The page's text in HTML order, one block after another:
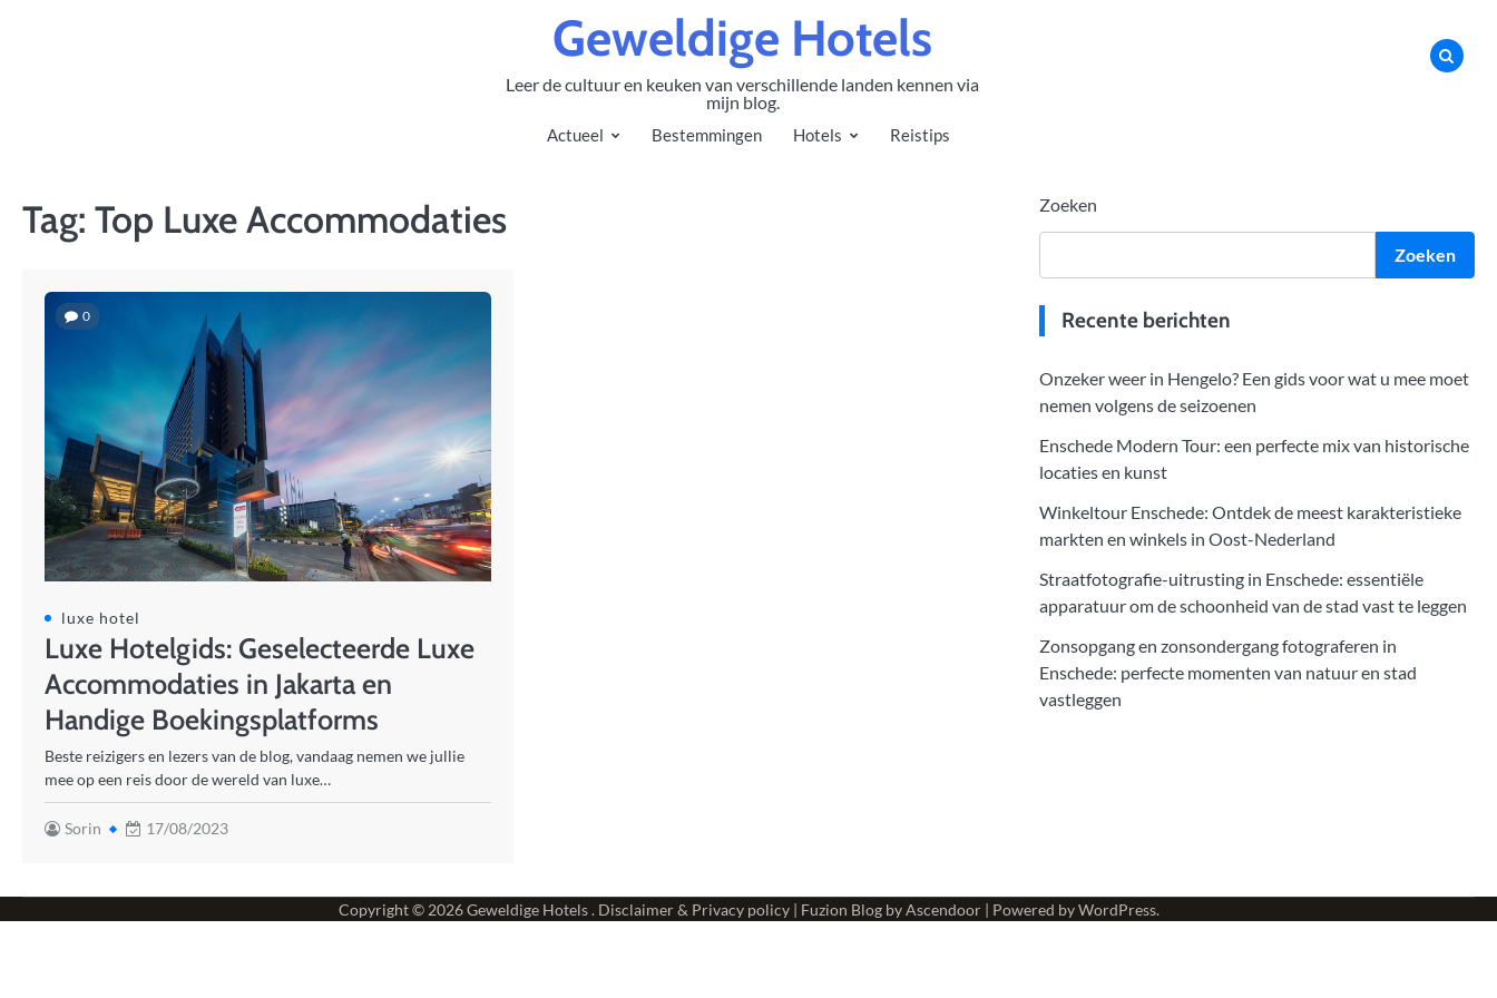
Geweldige Hotels
Leer de cultuur en keuken van verschillende landen kennen via
mijn blog.
Actueel Bestemmingen Hotels Reistips
Tag: Top Luxe Accommodaties
0
luxe hotel
Luxe Hotelgids: Geselecteerde Luxe
Accommodaties in Jakarta en
Handige Boekingsplatforms
Beste reizigers en lezers van de blog, vandaag nemen we jullie
mee op een reis door de wereld van luxe…
Sorin 17/08/2023
Zoeken
Zoeken
Recente berichten
Onzeker weer in Hengelo? Een gids voor wat u mee moet
nemen volgens de seizoenen
Enschede Modern Tour: een perfecte mix van historische
locaties en kunst
Winkeltour Enschede: Ontdek de meest karakteristieke
markten en winkels in Oost-Nederland
Straatfotografie-uitrusting in Enschede: essentiële
apparatuur om de schoonheid van de stad vast te leggen
Zonsopgang en zonsondergang fotograferen in
Enschede: perfecte momenten van natuur en stad
vastleggen
Copyright © 2026Geweldige Hotels. Disclaimer & Privacy policy| Fuzion Blog byAscendoor| Powered byWordPress.